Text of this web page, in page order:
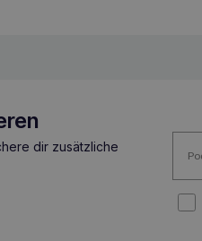
dir zusätzliche